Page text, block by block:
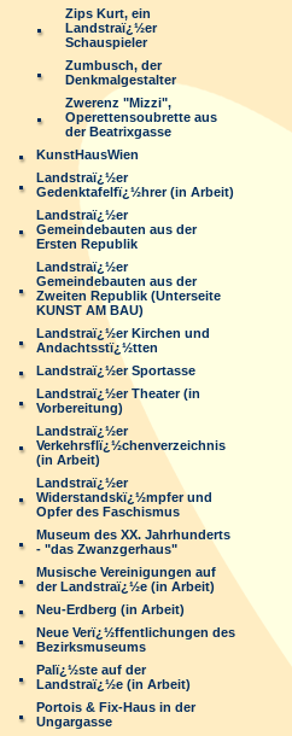
Zips Kurt, ein
Landstraï¿½er
Schauspieler
Zumbusch, der
Denkmalgestalter
Zwerenz "Mizzi",
Operettensoubrette aus
der Beatrixgasse
KunstHausWien
Landstraï¿½er
Gedenktafelfï¿½hrer (in Arbeit)
Landstraï¿½er
Gemeindebauten aus der
Ersten Republik
Landstraï¿½er
Gemeindebauten aus der
Zweiten Republik (Unterseite
KUNST AM BAU)
Landstraï¿½er Kirchen und
Andachtsstï¿½tten
Landstraï¿½er Sportasse
Landstraï¿½er Theater (in
Vorbereitung)
Landstraï¿½er
Verkehrsflï¿½chenverzeichnis
(in Arbeit)
Landstraï¿½er
Widerstandskï¿½mpfer und
Opfer des Faschismus
Museum des XX. Jahrhunderts
- "das Zwanzgerhaus"
Musische Vereinigungen auf
der Landstraï¿½e (in Arbeit)
Neu-Erdberg (in Arbeit)
Neue Verï¿½ffentlichungen des
Bezirksmuseums
Palï¿½ste auf der
Landstraï¿½e (in Arbeit)
Portois & Fix-Haus in der
Ungargasse